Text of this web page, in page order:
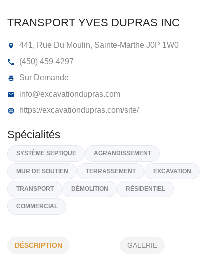
TRANSPORT YVES DUPRAS INC
(450) 459-4297
Sur Demande
info@excavationdupras.com
https://excavationdupras.com/site/
Spécialités
SYSTÈME SEPTIQUE
DÉSCRIPTION GALERIE